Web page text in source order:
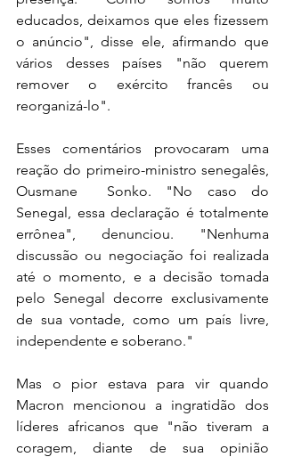
educados, deixamos que eles fizessem
o anúncio", disse ele, afirmando que
vários desses países "não querem
remover o exército francês ou
reorganizá-lo".
Esses comentários provocaram uma
reação do primeiro-ministro senegalês,
Ousmane  Sonko. "No caso do
Senegal, essa declaração é totalmente
errônea", denunciou. "Nenhuma
discussão ou negociação foi realizada
até o momento, e a decisão tomada
pelo Senegal decorre exclusivamente
de sua vontade, como um país livre,
independente e soberano."
Mas o pior estava para vir quando
Macron mencionou a ingratidão dos
líderes africanos que "não tiveram a
coragem, diante de sua opinião